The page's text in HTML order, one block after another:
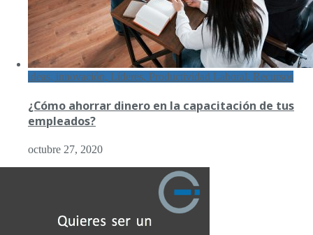
ideas, innovación, Líderes, Productividad Laboral, Recursos
¿Cómo ahorrar dinero en la capacitación de tus
empleados?
octubre 27, 2020